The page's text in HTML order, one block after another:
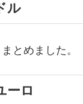
ル
とめました。
ーロ